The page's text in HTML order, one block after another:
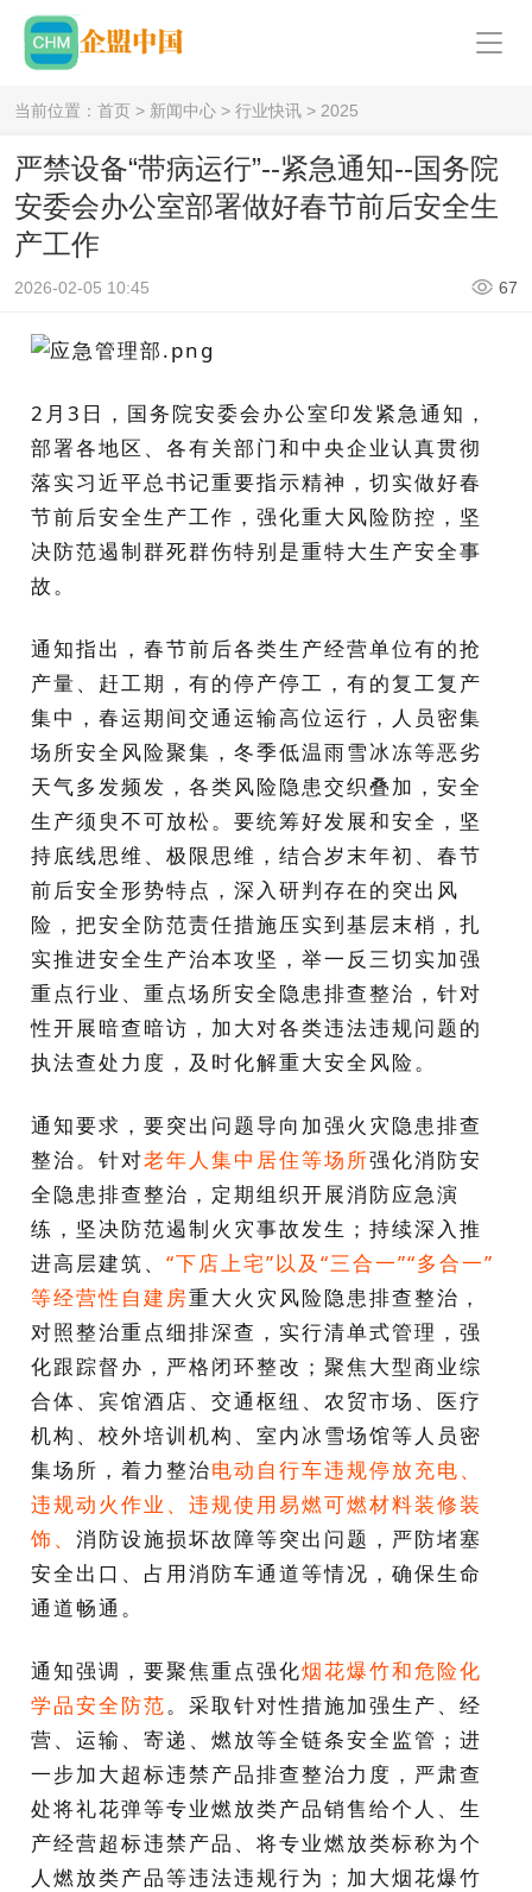
当前位置： 首页 > 新闻中心 > 行业快讯 > 2025
严禁设备“带病运行”--紧急通知--国务院
安委会办公室部署做好春节前后安全生
产工作
2026-02-05 10:45 67
2 月 3 日，国务院安委会办公室印发紧急通知，
部署各地区、各有关部门和中央企业认真贯彻
落实习近平总书记重要指示精神，切实做好春
节前后安全生产工作， 强化重大风险防控，坚
决防范遏制群死群伤特别是重特大生产安全事
故。
通知指出，春节前后各类生产经营单位有的抢
产量、赶工期，有的停产停工，有的复工复产
集中，春运期间交通运输高位运行，人员密集
场所安全风险聚集，冬季低温雨雪冰冻等恶劣
天气多发频发，各类风险隐患交织叠加，安全
生产须臾不可放松。要统筹好发展和安全，坚
持底线思维、极限思维，结合岁末年初、春节
前后安全形势特点，深入研判存在的突出风
险，把安全防范责任措施压实到基层末梢，扎
实推进安全生产治本攻坚，举一反三切实加强
重点行业、重点场所安全隐患排查整治， 针对
性开展暗查暗访，加大对各类违法违规问题的
执法查处力度， 及时化解重大安全风险。
通知要求，要突出问题导向加强火灾隐患排查
整治。针对老年人集中居住等场所强化消防安
全隐患排查整治，定期组织开展消防应急演
练，坚决防范遏制火灾事故发生；持续深入推
进高层建筑、 “下店上宅”以及“三合一”“多合一”
等经营性自建房重大火灾风险隐患排查整治，
对照整治重点细排深查，实行清单式管理，强
化跟踪督办，严格闭环整改；聚焦大型商业综
合体、宾馆酒店、交通枢纽、农贸市场、医疗
机构、校外培训机构、室内冰雪场馆等人员密
集场所，着力整治电动自行车违规停放充电、
违规动火作业、违规使用易燃可燃材料装修装
饰、 消防设施损坏故障等突出问题，严防堵塞
安全出口、占用消防车通道等情况，确保生命
通道畅通。
通知强调，要聚焦重点强化烟花爆竹和危险化
学品安全防范。采取针对性措施加强生产、经
营、运输、寄递、燃放等全链条安全监管；进
一步加大超标违禁产品排查整治力度，严肃查
处将礼花弹等专业燃放类产品销售给个人、生
产经营超标违禁产品、将专业燃放类标称为个
人燃放类产品等违法违规行为；加大烟花爆竹